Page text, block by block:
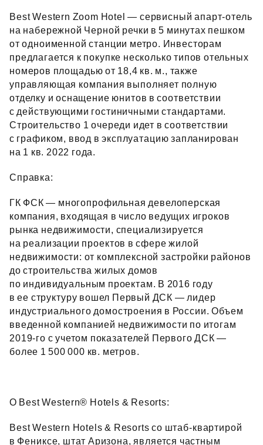
Best Western Zoom Hotel — сервисный апарт‑отель
на набережной Черной речки в 5 минутах пешком
от одноименной станции метро. Инвесторам
предлагается к покупке несколько типов отельных
номеров площадью от 18,4 кв. м., также
управляющая компания выполняет полную
отделку и оснащение юнитов в соответствии
с действующими гостиничными стандартами.
Строительство 1 очереди идет в соответствии
с графиком, ввод в эксплуатацию запланирован
на 1 кв. 2022 года.
Справка:
ГК ФСК — многопрофильная девелоперская
компания, входящая в число ведущих игроков
рынка недвижимости, специализируется
на реализации проектов в сфере жилой
недвижимости: от комплексной застройки районов
до строительства жилых домов
по индивидуальным проектам. В 2016 году
в ее структуру вошел Первый ДСК — лидер
индустриального домостроения в России. Объем
введенной компанией недвижимости по итогам
2019‑го с учетом показателей Первого ДСК —
более 1 500 000 кв. метров.
О Best Western® Hotels & Resorts:
Best Western Hotels & Resorts со штаб‑квартирой
в Фениксе, штат Аризона, является частным